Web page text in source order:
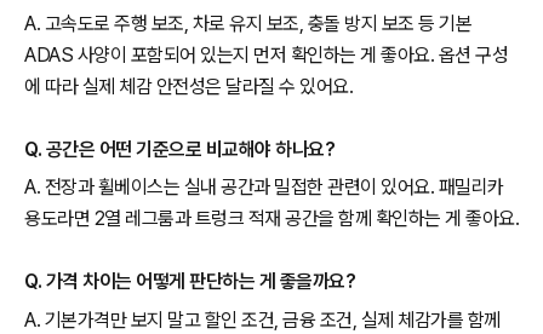
A. 고속도로 주행 보조, 차로 유지 보조, 충돌 방지 보조 등 기본
ADAS 사양이 포함되어 있는지 먼저 확인하는 게 좋아요. 옵션 구성
에 따라 실제 체감 안전성은 달라질 수 있어요.
Q. 공간은 어떤 기준으로 비교해야 하나요?
A. 전장과 휠베이스는 실내 공간과 밀접한 관련이 있어요. 패밀리카
용도라면 2열 레그룸과 트렁크 적재 공간을 함께 확인하는 게 좋아요.
Q. 가격 차이는 어떻게 판단하는 게 좋을까요?
A. 기본가격만 보지 말고 할인 조건, 금융 조건, 실제 체감가를 함께